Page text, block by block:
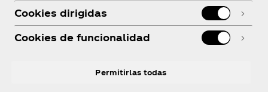
Legal
Cookies dirigidas
Cookies de funcionalidad
Permitirlas todas